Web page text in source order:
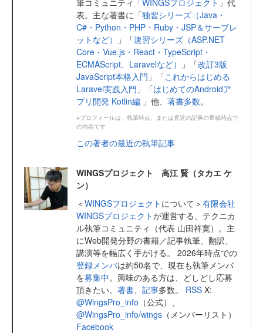
表。主な著書に「独習シリーズ（Java・
C#・Python・PHP・Ruby・JSP＆サーブレ
ットなど）
」「速習シリーズ（ASP.NET
Core・Vue.js・React・TypeScript・
ECMAScript、Laravelなど）
」「改訂3版
JavaScript本格入門 」「これからはじめる
Laravel実践入門 」「はじめてのAndroidア
プリ開発 Kotlin編 」他、 著書多数。
※プロフィールは、執筆時点、または直近の記事の寄稿時点で
の内容です
この著者の最近の執筆記事
WINGSプロジェクト 高江 賢（タカエ ケ
ン）
＜WINGSプロジェクト について＞有限会社
WINGSプロジェクトが運営する、テクニカ
ル執筆コミュニティ（代表 山田祥寛）。主
にWeb開発分野の書籍／記事執筆、翻訳、
講演等を幅広く手がける。 2026年時点での
登録メンバは約50名で、現在も執筆メンバ
を募集中。興味のある方は、どしどし応募
頂きたい。 著書 記事多数。 RSS X:
@WingsPro_info （公式）、
@WingsPro_info/wings （メンバーリスト）
Facebook